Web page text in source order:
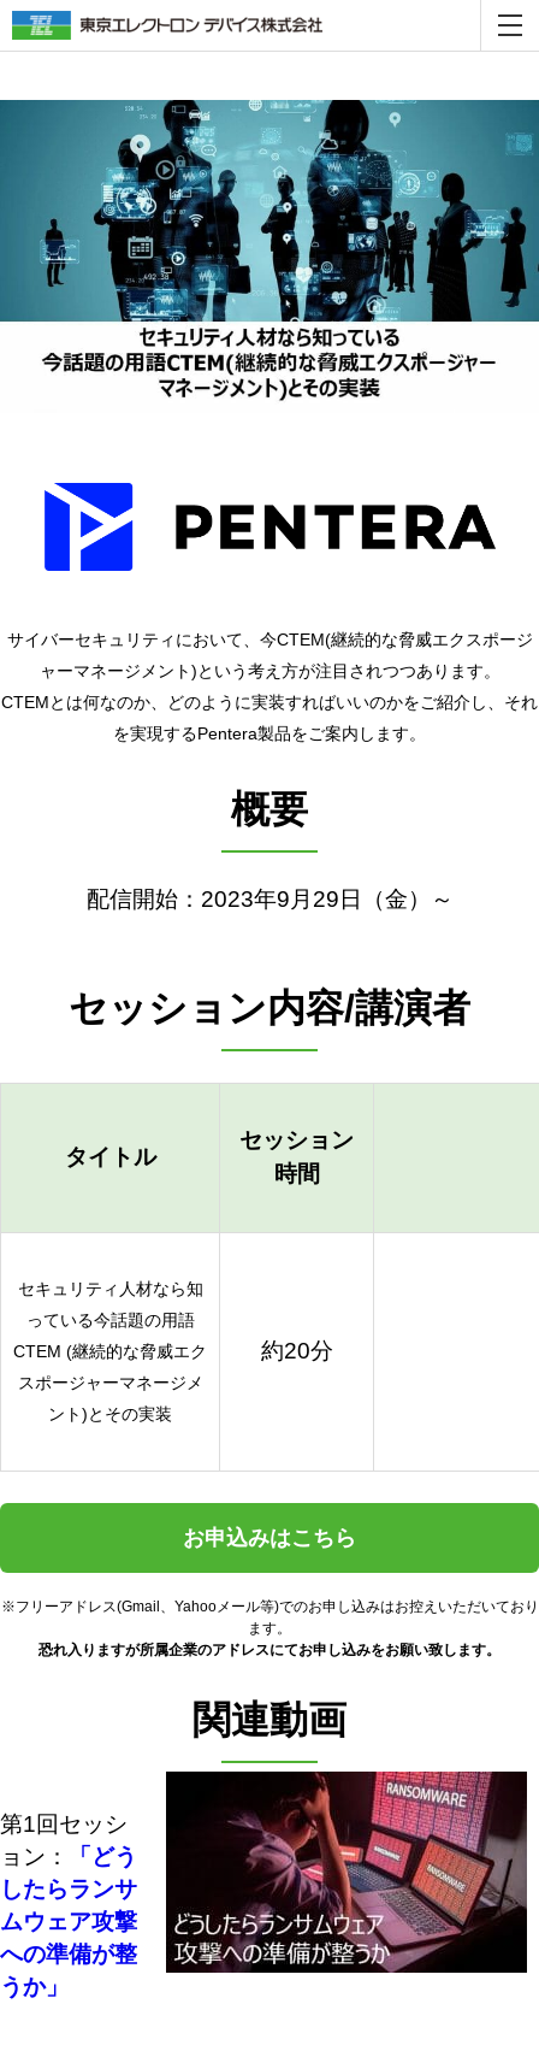
サイバーセキュリティにおいて、今CTEM(継続的な脅威エクスポージ
ャーマネージメント)という考え方が注目されつつあります。
CTEMとは何なのか、どのように実装すればいいのかをご紹介し、それ
を実現するPentera製品をご案内します。
概要
配信開始：2023年9月29日（金）～
セッション内容/講演者
タイトル
セッション
時間
セキュリティ人材なら知
っている今話題の用語
CTEM (継続的な脅威エク
スポージャーマネージメ
ント)とその実装
約20分
お申込みはこちら
※フリーアドレス(Gmail、Yahooメール等)でのお申し込みはお控えいただいており
ます。
恐れ入りますが所属企業のアドレスにてお申し込みをお願い致します。
関連動画
第1回セッシ
ョン：
「どう
したらランサ
ムウェア攻撃
への準備が整
うか」